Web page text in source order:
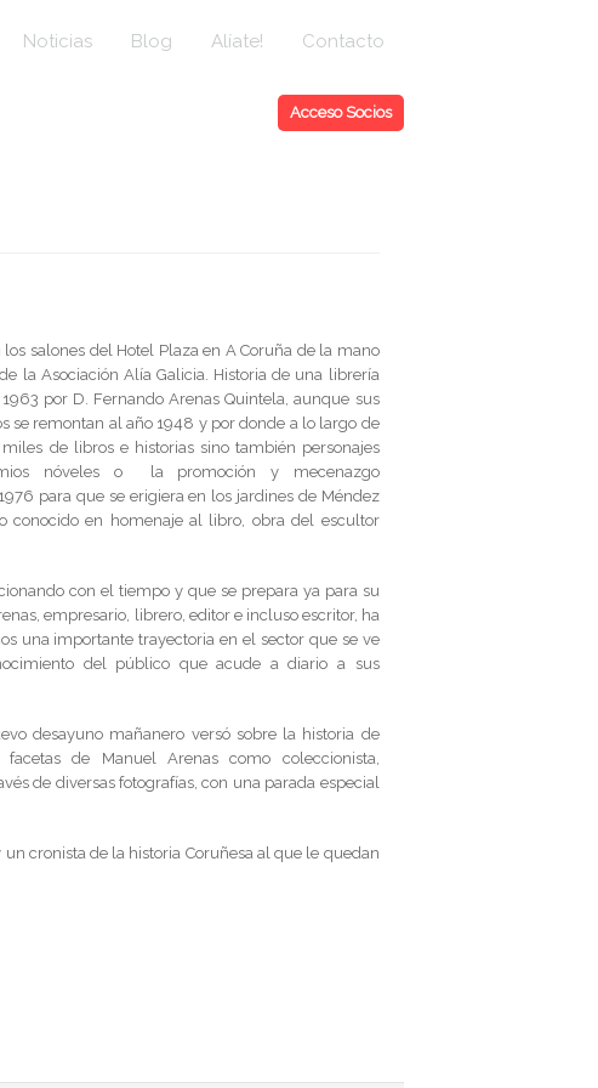
Noticias Blog Alíate! Contacto
Acceso Socios
salones del Hotel Plaza en A Coruña de la mano
la Asociación Alía Galicia. Historia de una librería
por D. Fernando Arenas Quintela, aunque sus
se remontan al año 1948 y por donde a lo largo de
de libros e historias sino también personajes
nóveles o la promoción y mecenazgo
para que se erigiera en los jardines de Méndez
conocido en homenaje al libro, obra del escultor
con el tiempo y que se prepara ya para su
empresario, librero, editor e incluso escritor, ha
una importante trayectoria en el sector que se ve
del público que acude a diario a sus
desayuno mañanero versó sobre la historia de
de Manuel Arenas como coleccionista,
de diversas fotografías, con una parada especial
cronista de la historia Coruñesa al que le quedan